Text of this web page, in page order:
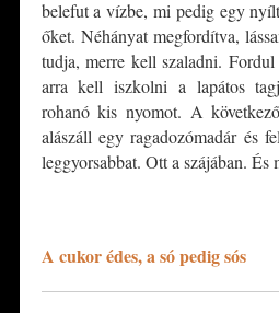
belefut a vízbe, mi pedig egy
őket. Néhányat megfordítva,
tudja, merre kell szaladni.
arra kell iszkolni a lapátos
rohanó kis nyomot. A
alászáll egy ragadozómadár és
leggyorsabbat. Ott a szájában. És
A cukor édes, a só pedig sós